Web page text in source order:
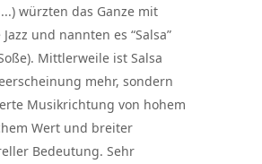
würzten das Ganze mit
und nannten es “Salsa”
Mittlerweile ist Salsa
mehr, sondern
Musikrichtung von hohem
Wert und breiter
Bedeutung. Sehr